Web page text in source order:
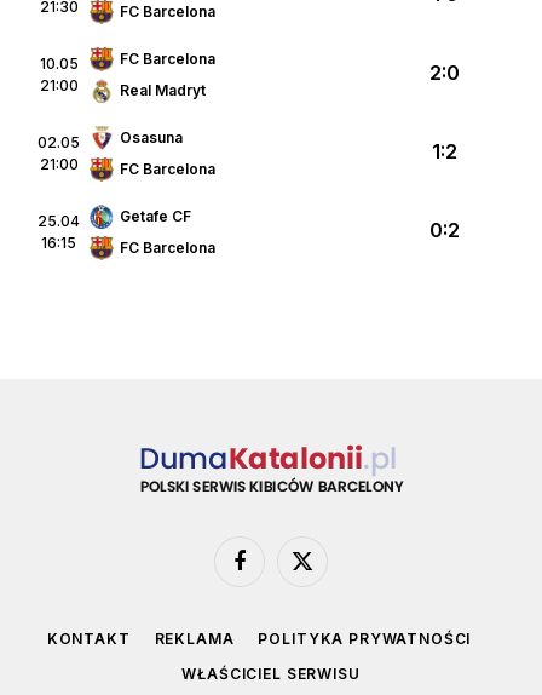
21:30
FC Barcelona
10.05
21:00
FC Barcelona
Real Madryt
2:0
02.05
21:00
Osasuna
FC Barcelona
1:2
25.04
16:15
Getafe CF
FC Barcelona
0:2
Facebook
X
KONTAKT REKLAMA
POLITYKA PRYWATNOŚCI
WŁAŚCICIEL SERWISU